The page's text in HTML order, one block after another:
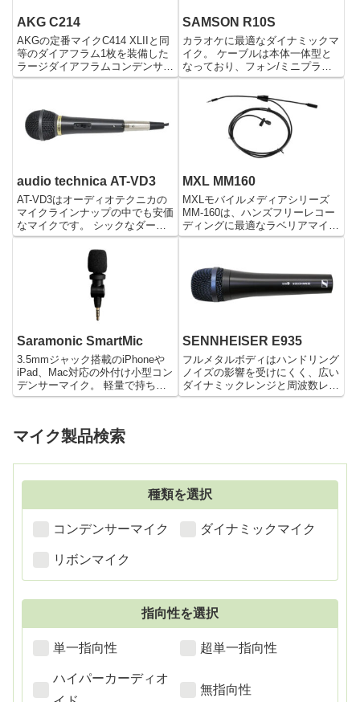
AKG C214
AKGの定番マイクC414 XLIIと同
等のダイアフラム1枚を装備した
ラージダイアフラムコンデンサー
マイク。 ボーカルはもちろんの
躍。 20dBのPADを装備し、音圧
レベルの高いソー...
SAMSON R10S
カラオケに最適なダイナミックマ
イク。 ケーブルは本体一体型と
なっており、フォン/ミニプラグ
どちらにも対応します。
audio technica AT-VD3
AT-VD3はオーディオテクニカの
マイクラインナップの中でも安価
なマイクです。 シックなダーク
グレー仕上げの外装と約220グラ
ムの軽量設計の初心者向けのマイ
クロフォンです。 スタンダード
な単一指向性で使う場所環境を選
ばないオールラウンドなマ...
MXL MM160
MXLモバイルメディアシリーズ
MM-160は、ハンズフリーレコー
ディングに最適なラベリアマイク
です。 3.5mmジャックで接続す
スマートフォンに対応可能。 ウ
ィンドスクリーンが付属し屋外の
収録にも対応。 3...
Saramonic SmartMic
3.5mmジャック搭載のiPhoneや
iPad、Mac対応の外付け小型コン
デンサーマイク。 軽量で持ち運
びしやすく野外録音などにも最適
フィールドレコーディングやポッ
SENNHEISER E935
フルメタルボディはハンドリング
ノイズの影響を受けにくく、広い
ダイナミックレンジと周波数レス
ポンスでプロフェッショナルクオ
マイク製品検索
種類を選択
コンデンサーマイク ダイナミックマイク
リボンマイク
指向性を選択
単一指向性 超単一指向性
ハイパーカーディオ
無指向性